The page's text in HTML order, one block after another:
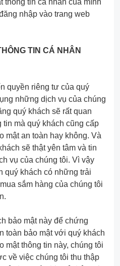
thông tin cá nhân của mình
nhập vào trang web
TIN CÁ NHÂN
quyền riêng tư của quý
những dịch vụ của chúng
quý khách sẽ rất quan
mà quý khách cũng cấp
mật an toàn hay không. Và
sẽ thật yên tâm và tin
vụ của chúng tôi. Vì vậy
quý khách có những trải
sắm hàng của chúng tôi
bảo mật này để chứng
toàn bảo mật với quý khách
mật thông tin này, chúng tôi
về việc chúng tôi thu thập